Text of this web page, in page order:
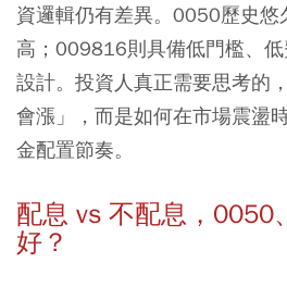
資邏輯仍有差異。0050歷史悠
高；009816則具備低門檻、
設計。投資人真正需要思考的
會漲」，而是如何在市場震盪
金配置節奏。
配息 vs 不配息，0050
好？